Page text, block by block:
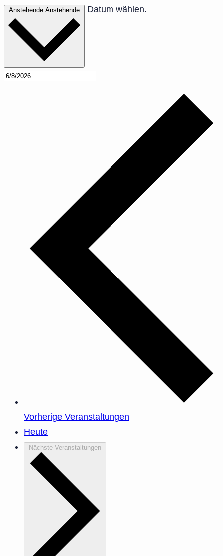
Anstehende Anstehende Datum wählen.
Vorherige Veranstaltungen
Heute
Nächste Veranstaltungen